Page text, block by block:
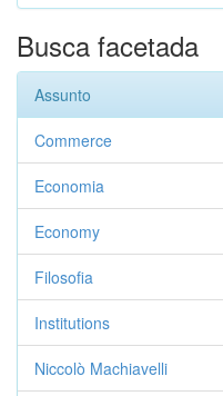
Busca facetada
Assunto
Commerce
Economia
Economy
Filosofia
Institutions
Niccolò Machiavelli